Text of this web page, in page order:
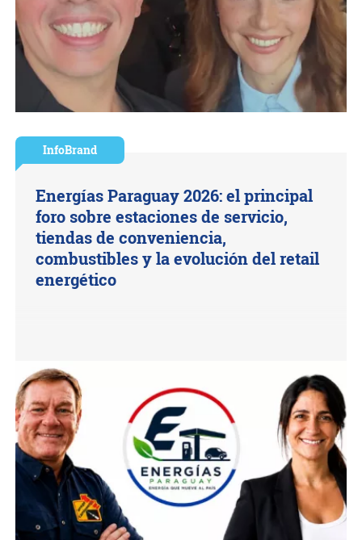
InfoBrand
Energías Paraguay 2026: el principal
foro sobre estaciones de servicio,
tiendas de conveniencia,
combustibles y la evolución del retail
energético